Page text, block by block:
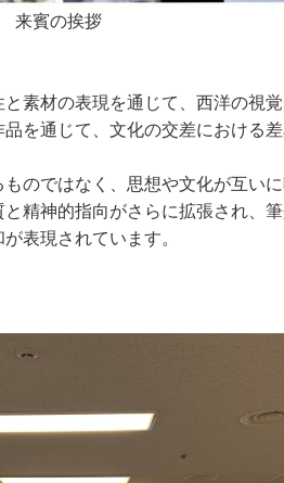
来賓の挨拶
素材の表現を通じて、西洋の視
を通じて、文化の交差における
のではなく、思想や文化が互い
精神的指向がさらに拡張され、
表現されています。